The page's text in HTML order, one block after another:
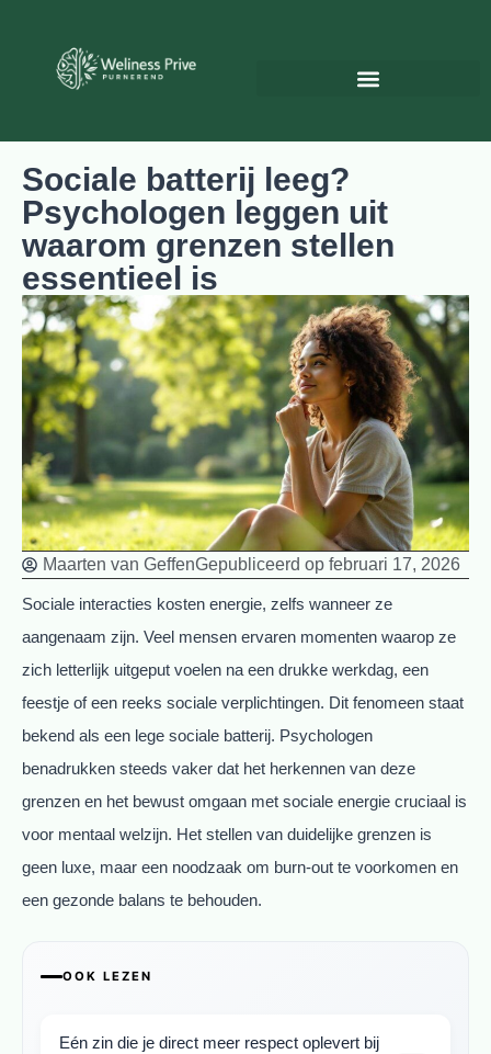
Sociale batterij leeg?
Psychologen leggen uit
waarom grenzen stellen
essentieel is
Maarten van GeffenGepubliceerd op februari 17, 2026
Sociale interacties kosten energie, zelfs wanneer ze
aangenaam zijn. Veel mensen ervaren momenten waarop ze
zich letterlijk uitgeput voelen na een drukke werkdag, een
feestje of een reeks sociale verplichtingen. Dit fenomeen staat
bekend als een lege sociale batterij. Psychologen
benadrukken steeds vaker dat het herkennen van deze
grenzen en het bewust omgaan met sociale energie cruciaal is
voor mentaal welzijn. Het stellen van duidelijke grenzen is
geen luxe, maar een noodzaak om burn-out te voorkomen en
een gezonde balans te behouden.
OOK LEZEN
Eén zin die je direct meer respect oplevert bij